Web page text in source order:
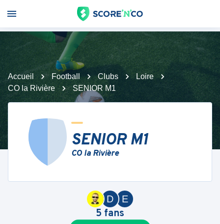
Accueil Football Clubs
Loire
CO la Rivière
SENIOR M1
SENIOR M1
CO la Rivière
E
D
5 fans